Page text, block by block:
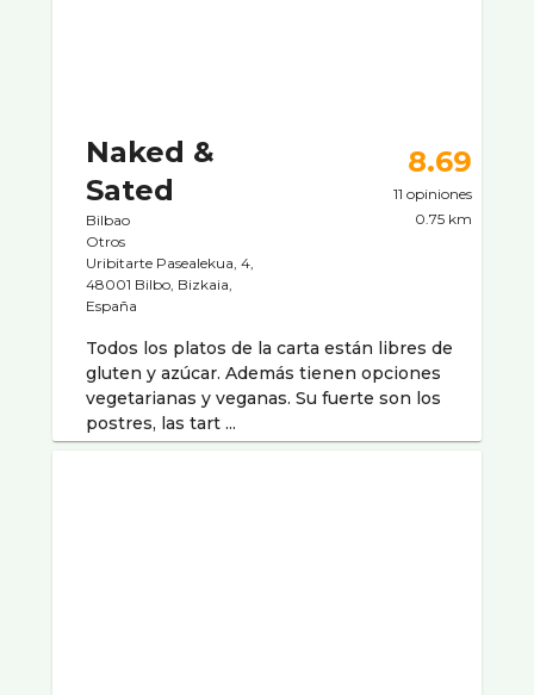
Naked &
Sated
Bilbao
Otros
Uribitarte Pasealekua, 4,
48001 Bilbo, Bizkaia,
España
8.69
11 opiniones
0.75 km
Todos los platos de la carta están libres de
gluten y azúcar. Además tienen opciones
vegetarianas y veganas. Su fuerte son los
postres, las tart ...